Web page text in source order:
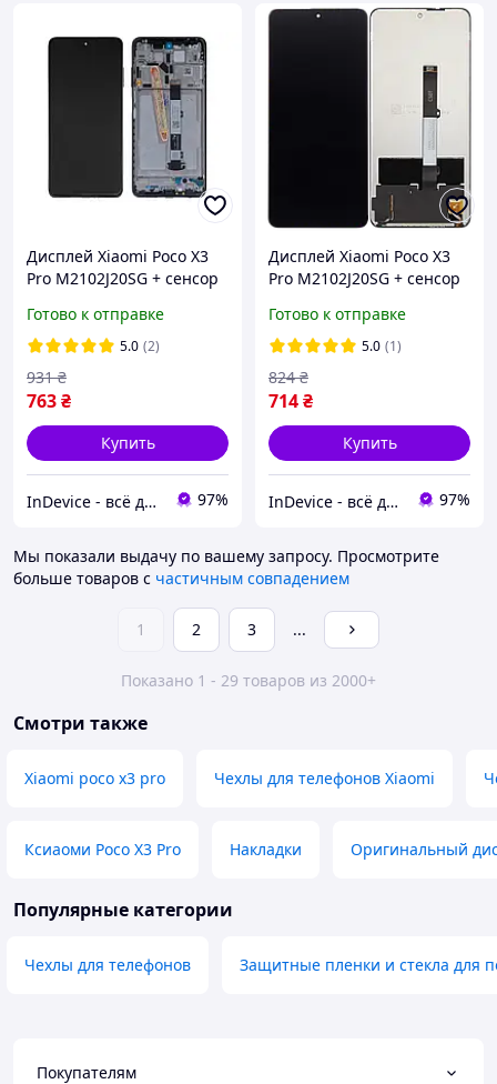
Дисплей Xiaomi Poco X3
Pro M2102J20SG + сенсор
Готово к отправке
5.0 (2)
763₴
931 ₴
Купить
InDevice - всё для Вашего девайса 97%
Дисплей Xiaomi Poco X3
Pro M2102J20SG + сенсор
модуль
Готово к отправке
5.0 (1)
714₴
824 ₴
Купить
InDevice - всё для Вашего девайса 97%
Мы показали выдачу по вашему запросу. Просмотрите
больше товаров с частичным совпадением
1 2 3 ...
Показано 1 - 29 товаров из 2000+
Смотри также
Xiaomi poco x3 pro Чехлы для телефонов Xiaomi
Ксиаоми Poco X3 Pro Накладки Оригинальный
Популярные категории
Чехлы для телефонов Защитные пленки и стекла для
Покупателям